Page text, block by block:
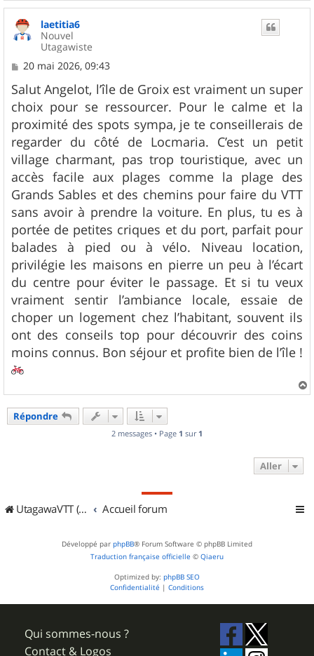
u
laetitia6
Nouvel
Utagawiste
M
s
s
a
g
e
20 mai 2026, 09:43
Salut Angelot, l’île de Groix est vraiment un super
choix pour se ressourcer. Pour le calme et la
proximité des spots sympa, je te conseillerais de
regarder du côté de Locmaria. C’est un petit
village charmant, pas trop touristique, avec un
accès facile aux plages comme la plage des
Grands Sables et des chemins pour faire du VTT
sans avoir à prendre la voiture. En plus, tu es à
portée de petites criques et du port, parfait pour
balades à pied ou à vélo. Niveau location,
privilégie les maisons en pierre un peu à l’écart
du centre pour éviter le passage. Et si tu veux
vraiment sentir l’ambiance locale, essaie de
choper un logement chez l’habitant, souvent ils
ont des conseils top pour découvrir des coins
moins connus. Bon séjour et profite bien de l’île !
a
Répondre
2 messages • Page 1 sur 1
Aller
UtagawaVTT (Randos VTT et VTTAE avec traces GPS) Accueil forum
Développé par phpBB® Forum Software © phpBB Limited
Traduction française officielle © Qiaeru
Optimized by: phpBB SEO
Confidentialité | Conditions
Qui sommes-nous ?
Contact & Logos